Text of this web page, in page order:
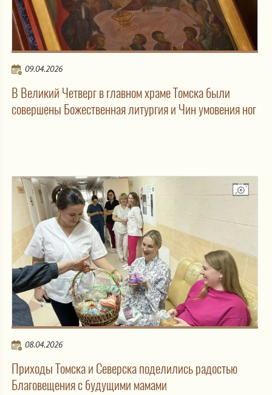
09.04.2026
В Великий Четверг в главном храме Томска были
совершены Божественная литургия и Чин умовения ног
08.04.2026
Приходы Томска и Северска поделились радостью
Благовещения с будущими мамами